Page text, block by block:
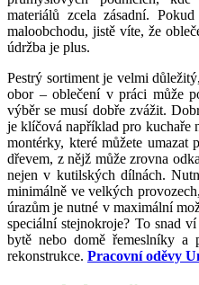
materiálů zcela zásadní.
maloobchodu, jistě víte, že
údržba je plus.
Pestrý sortiment je velmi
obor – oblečení v práci může
výběr se musí dobře zvážit.
je klíčová například pro kuchaře
montérky, které můžete umazat
dřevem, z nějž může zrovna
nejen v kutilských dílnách.
minimálně ve velkých
úrazům je nutné v maximální
speciální stejnokroje? To snad
bytě nebo domě řemeslníky a
rekonstrukce. Pracovní oděvy